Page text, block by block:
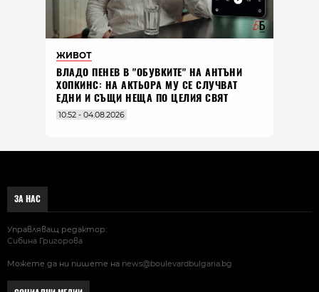
ЖИВОТ
ВЛАДO ПЕНЕВ В "ОБУВКИТЕ" НА АНТЪНИ
ХОПКИНС: НА АКТЬОРА МУ СЕ СЛУЧВАТ
ЕДНИ И СЪЩИ НЕЩА ПО ЦЕЛИЯ СВЯТ
10:52 - 04.08.2026
ЗА НАС
Управляващ редактор:
Сибина Григорова
Можете да ни пишете на news@boulevardbulgaria.bg